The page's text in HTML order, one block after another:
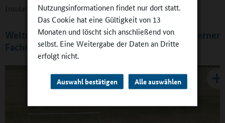
Nutzungsinformationen findet nur dort statt.
Das Cookie hat eine Gültigkeit von 13
Monaten und löscht sich anschließend von
selbst. Eine Weitergabe der Daten an Dritte
erfolgt nicht.
Auswahl bestätigen Alle auswählen
Insulaner“, weiß Dr. Thomas Mronga.
Weltnaturerbe Wattenmeer und ein hochmoderner
Fachraum